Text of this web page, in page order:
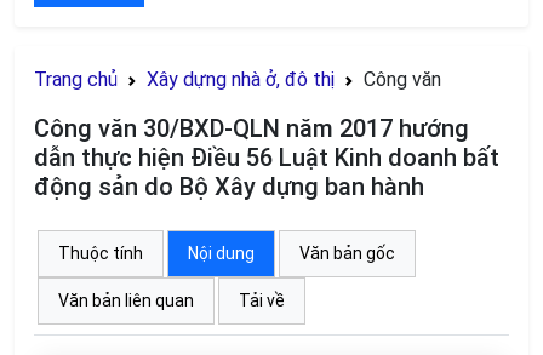
Trang chủ Xây dựng nhà ở, đô thị Công văn
Công văn 30/BXD-QLN năm 2017 hướng
dẫn thực hiện Điều 56 Luật Kinh doanh bất
động sản do Bộ Xây dựng ban hành
Thuộc tính Nội dung Văn bản gốc
Văn bản liên quan Tải về